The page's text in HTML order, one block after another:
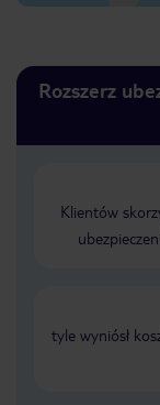
Rozszerz
Klientów
tyle wyniósł